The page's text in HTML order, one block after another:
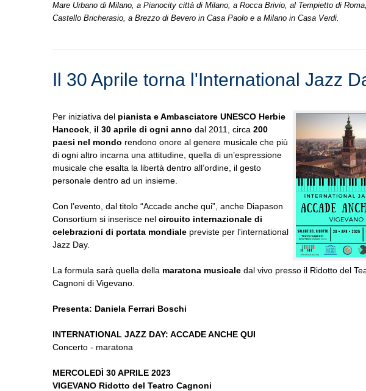
Mare Urbano di Milano, a Pianocity città di Milano, a Rocca Brivio, al Tempietto di
Castello Bricherasio, a Brezzo di Bevero in Casa Paolo e a Milano in Casa Verdi.
Il 30 Aprile torna l'International Jazz
Per iniziativa del pianista e Ambasciatore UNESCO Herbie
Hancock il 30 aprile di ogni anno dal 2011, circa 200
paesi nel mondo rendono onore al genere musicale che più
di ogni altro incarna una attitudine, quella di un’espressione
musicale che esalta la libertà dentro all’ordine, il gesto
personale dentro ad un insieme.
Con l’evento, dal titolo “Accade anche qui”, anche Diapason
Consortium si inserisce nel circuito internazionale di
celebrazioni di portata mondiale previste per l'international
Jazz Day.
La formula sarà quella della maratona musicale dal vivo presso il Ridotto del
Cagnoni di Vigevano.
Presenta: Daniela Ferrari Boschi
INTERNATIONAL JAZZ DAY: ACCADE ANCHE QUI
Concerto - maratona
MERCOLEDÌ 30 APRILE 2023
VIGEVANO Ridotto del Teatro Cagnoni